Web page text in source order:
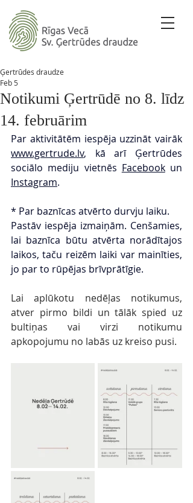
Notikumi Ģertrūdē no 8. līdz
14. februārim
Ģertrūdes draudze
Feb 5
www.gertrude.lv, kā arī Ģertrūdes
sociālo mediju vietnēs Facebook
Instagram.
* Par baznīcas atvērto durvju laiku.
Pastāv iespēja izmaiņām. Cenšamies,
lai baznīca būtu atvērta norādītajos
laikos, taču reizēm laiki var mainīties,
jo par to rūpējas brīvprātīgie.
Lai aplūkotu nedēļas notikumus,
atver pirmo bildi un tālāk spied uz
bultiņas vai virzi notikumu
apkopojumu no labās uz kreiso pusi.